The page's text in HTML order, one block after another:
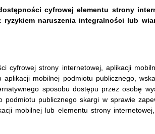
cyfrowej elementu strony
naruszenia integralności lub
cyfrowej strony internetowej, aplikacji
mobilnej podmiotu publicznego,
sposobu dostępu przez osobę
publicznego skargi w sprawie
mobilnej lub elementu strony